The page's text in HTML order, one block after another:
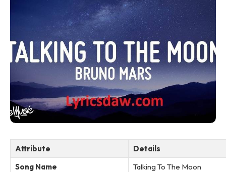
Attribute
Details
Song Name
Talking To The Moon